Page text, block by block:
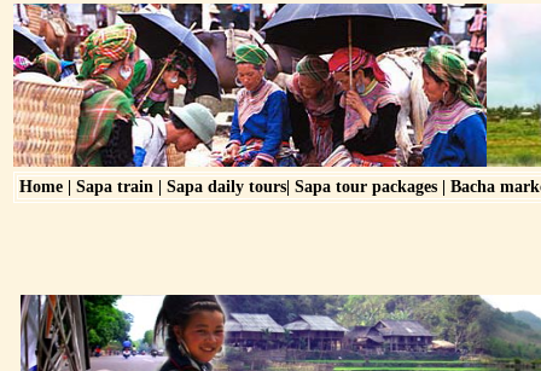
Home Sapa train Sapa daily tours Sapa tour packages Bacha